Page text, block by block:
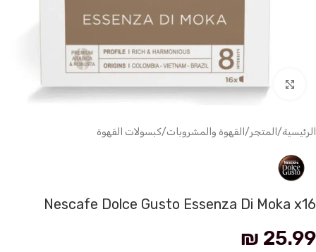
انقر للتكبير
الرئيسية/ المتجر/ القهوة والمشروبات/كبسولات القهوة
Nescafe Dolce Gusto Essenza Di Moka x16
₪ 25.99